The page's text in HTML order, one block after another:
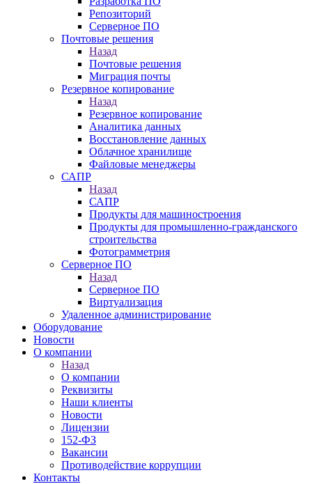
Репозиторий
Серверное ПО
Почтовые решения
Назад
Почтовые решения
Миграция почты
Резервное копирование
Назад
Резервное копирование
Аналитика данных
Восстановление данных
Облачное хранилище
Файловые менеджеры
САПР
Назад
САПР
Продукты для машиностроения
Продукты для промышленно-гражданского
строительства
Фотограмметрия
Серверное ПО
Назад
Серверное ПО
Виртуализация
Удаленное администрирование
Оборудование
Новости
О компании
Назад
О компании
Реквизиты
Наши клиенты
Новости
Лицензии
152-ФЗ
Вакансии
Противодействие коррупции
Контакты